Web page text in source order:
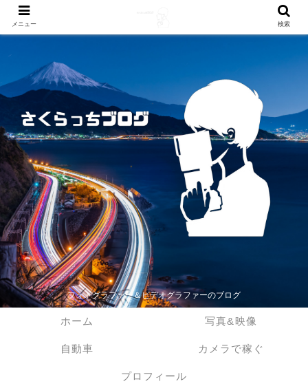
フォトグラファー＆ビデオグラファーのブログ
ホーム 写真&映像
自動車 カメラで稼ぐ
プロフィール
メニュー 検索